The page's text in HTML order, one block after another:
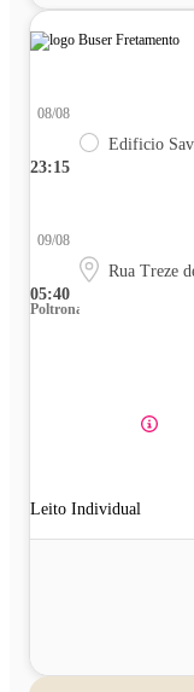
23:15
08/08
Edificio
05:40
09/08
Rua Treze
Poltrona
Leito Individual